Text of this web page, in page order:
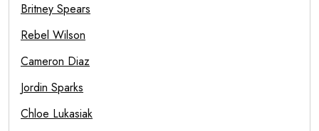
Britney Spears
Rebel Wilson
Cameron Diaz
Jordin Sparks
Chloe Lukasiak